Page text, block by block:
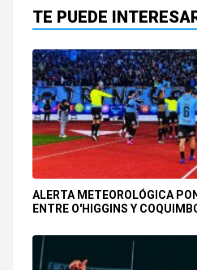
TE PUEDE
ALERTA METEOROLÓGICA
ENTRE O'HIGGINS Y